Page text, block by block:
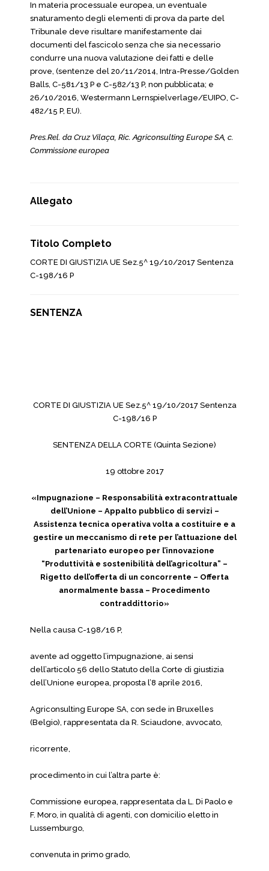
In materia processuale europea, un eventuale
snaturamento degli elementi di prova da parte del
Tribunale deve risultare manifestamente dai
documenti del fascicolo senza che sia necessario
condurre una nuova valutazione dei fatti e delle
prove, (sentenze del 20/11/2014, Intra-Presse/Golden
Balls, C-581/13 P e C-582/13 P, non pubblicata; e
26/10/2016, Westermann Lernspielverlage/EUIPO, C-
482/15 P, EU).
Pres.Rel. da Cruz Vilaça, Ric. Agriconsulting Europe SA, c.
Commissione europea
Allegato
Titolo Completo
CORTE DI GIUSTIZIA UE Sez.5^ 19/10/2017 Sentenza
C-198/16 P
SENTENZA
CORTE DI GIUSTIZIA UE Sez.5^ 19/10/2017 Sentenza
C-198/16 P
SENTENZA DELLA CORTE (Quinta Sezione)
19 ottobre 2017
«Impugnazione – Responsabilità extracontrattuale
dell’Unione – Appalto pubblico di servizi –
Assistenza tecnica operativa volta a costituire e a
gestire un meccanismo di rete per l’attuazione del
partenariato europeo per l’innovazione
“Produttività e sostenibilità dell’agricoltura” –
Rigetto dell’offerta di un concorrente – Offerta
anormalmente bassa – Procedimento
contraddittorio»
Nella causa C-198/16 P,
avente ad oggetto l’impugnazione, ai sensi
dell’articolo 56 dello Statuto della Corte di giustizia
dell’Unione europea, proposta l’8 aprile 2016,
Agriconsulting Europe SA, con sede in Bruxelles
(Belgio), rappresentata da R. Sciaudone, avvocato,
ricorrente,
procedimento in cui l’altra parte è:
Commissione europea, rappresentata da L. Di Paolo e
F. Moro, in qualità di agenti, con domicilio eletto in
Lussemburgo,
convenuta in primo grado,